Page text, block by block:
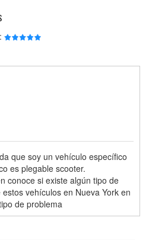
que soy un vehículo específico
es plegable scooter.
conoce si existe algún tipo de
vehículos en Nueva York en
de problema